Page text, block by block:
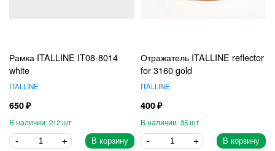
Рамка ITALLINE IT08-8014
white
ITALLINE
650
212
В корзину
Отражатель ITALLINE reflector
for 3160 gold
ITALLINE
400
35
В корзину